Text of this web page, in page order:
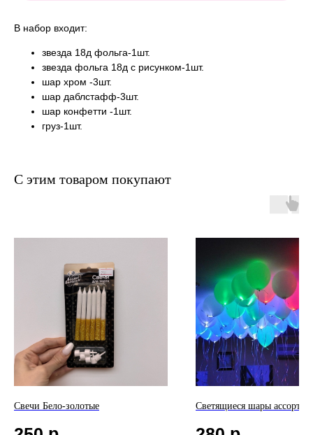
В набор входит:
звезда 18д фольга-1шт.
звезда фольга 18д с рисунком-1шт.
шар хром -3шт.
шар даблстафф-3шт.
шар конфетти -1шт.
груз-1шт.
С этим товаром покупают
Свечи Бело-золотые Светящиеся шары ассорти